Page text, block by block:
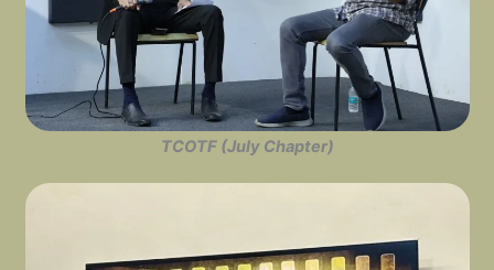
TCOTF (July Chapter)